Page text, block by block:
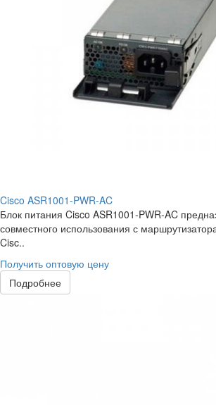
Cisco ASR1001-PWR-AC
Блок питания Cisco ASR1001-PWR-AC
совместного использования с
Cisc..
Получить оптовую цену
Подробнее